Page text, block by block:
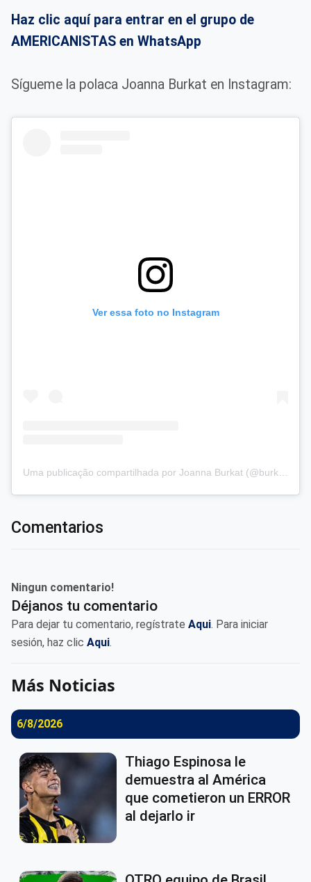
Haz clic aquí para entrar en el grupo de
AMERICANISTAS en WhatsApp
Sígueme la polaca Joanna Burkat en Instagram:
Ver essa foto no Instagram
Comentarios
Ningun comentario!
Déjanos tu comentario
Para dejar tu comentario, regístrate Aqui. Para iniciar
sesión, haz clic Aqui.
Más Noticias
6/8/2026
Thiago Espinosa le
demuestra al América
que cometieron un ERROR
al dejarlo ir